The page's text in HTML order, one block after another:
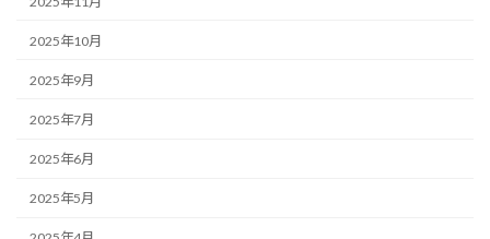
2025年10月
2025年9月
2025年7月
2025年6月
2025年5月